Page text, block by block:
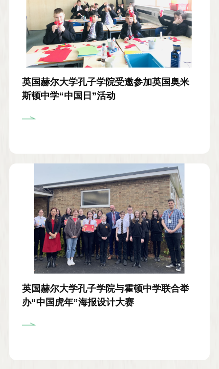
英国赫尔大学孔子学院受邀参加英国奥米
斯顿中学“中国日”活动
英国赫尔大学孔子学院与霍顿中学联合举
办“中国虎年”海报设计大赛